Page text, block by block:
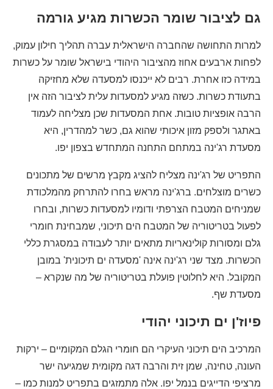
גם לציבור שומר הכשרות מגיע גורמה
למרות התחושה שהחברה הישראלית עברה תהליך חילון עמוק,
לפחות ארבעים אחוז מהציבור היהודי בישראל שומר על כשרות
במידה כזו אחרת. רבים לא ייכנסו למסעדה שלא מחזיקה
בתעודת כשרות. כשזה מגיע למסעדות עלית לציבור הזה אין
הרבה אופציות טובות. אחת המסעדות שכן מצליחה לעמוד
באתגר ולספק מזון איכותי שהוא גם, כשר למהדרין, היא
מסעדת רג'ינה במתחם התחנה המתחדש בצפון יפו.
התפריט של רג'ינה מצליח להציג מקבץ מרשים של מתכונים
כשרים מוצלחים. ברג'ינה מראש בחרו להתרחק מהמלכודת
שמניחים המטבח הצרפתי ודומיו למסעדות כשרות, ובחרו
לפעול בטריטוריה של המטבח הים תיכוני, שמבחינת חומרי
גלם ומסורות קולינאריות מתאים יותר לעבודה במסגרת כללי
הכשרות. מצד שני רג'ינה אינה 'מסעדה ים תיכונית' במובן
המקובל. היא לחלוטין פועלת בטריטוריה של מה שנקרא –
מסעדת שף.
פיוז'ן ים תיכוני יהודי
המרכיב הים תיכוני העיקרי הם חומרי הגלם המקומיים – ירקות
העונה, טחינה, שמן זית והרבה דגה מקומית שמגיעה ישר
מרציפי הדייגים בנמל יפו. אלה מתמזגים בתפריט למנות כמו –